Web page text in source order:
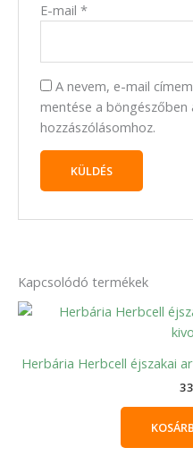
E-mail*
A nevem, e-mail
mentése a böngészőben
hozzászólásomhoz.
Kapcsolódó termékek
Herbária Herbcell éjszakai